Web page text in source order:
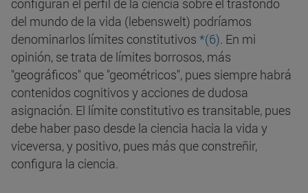
configuran el perfil de la ciencia sobre el trasfondo
del mundo de la vida (lebenswelt) podríamos
denominarlos límites constitutivos *(6). En mi
opinión, se trata de límites borrosos, más
"geográficos" que "geométricos", pues siempre habrá
contenidos cognitivos y acciones de dudosa
asignación. El límite constitutivo es transitable, pues
debe haber paso desde la ciencia hacia la vida y
viceversa, y positivo, pues más que constreñir,
configura la ciencia.